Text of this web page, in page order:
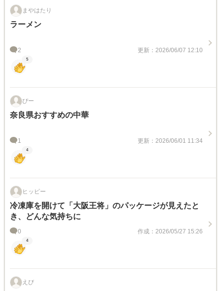
まやはたり
ラーメン
2 更新：2026/06/07 12:10
5
ぴー
奈良県おすすめの中華
1 更新：2026/06/01 11:34
4
ヒッピー
冷凍庫を開けて「大阪王将」のパッケージが見えたと
き、どんな気持ちに
0 作成：2026/05/27 15:26
4
えび